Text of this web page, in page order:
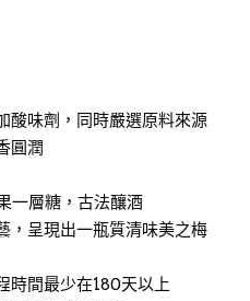
酸味劑，同時嚴選原料來源
圓潤
一層糖，古法釀酒
，呈現出一瓶質清味美之梅
時間最少在180天以上